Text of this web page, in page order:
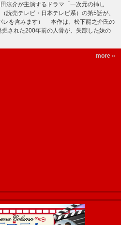
涼介が主演するドラマ「一次元の挿し
読売テレビ・日本テレビ系）の第5話が、
レを含みます） 本作は、松下龍之介氏の
された200年前の人骨が、失踪した妹の
more »